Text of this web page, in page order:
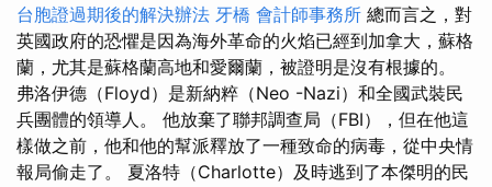
台胞證過期後的解決辦法 牙橋 會計師事務所 總而言之，對
英國政府的恐懼是因為海外革命的火焰已經到加拿大，蘇格
蘭，尤其是蘇格蘭高地和愛爾蘭，被證明是沒有根據的。
弗洛伊德（Floyd）是新納粹（Neo -Nazi）和全國武裝民
兵團體的領導人。 他放棄了聯邦調查局（FBI），但在他這
樣做之前，他和他的幫派釋放了一種致命的病毒，從中央情
報局偷走了。 夏洛特（Charlotte）及時逃到了本傑明的民